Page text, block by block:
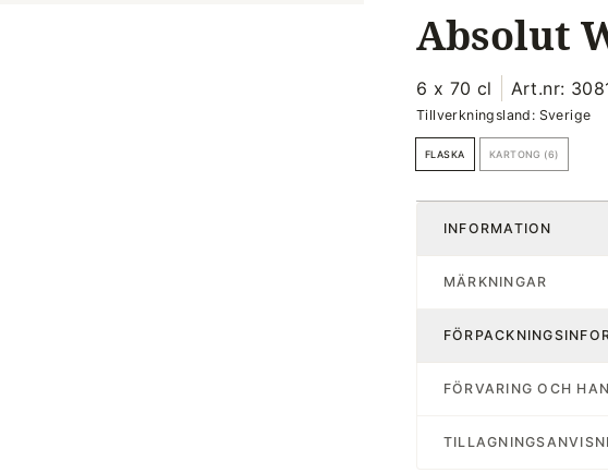
Absolut
6 x 70 cl Art.nr:
Tillverkningsland: Sverige
FLASKA KARTONG (6)
INFORMATION
MÄRKNINGAR
FÖRVARING OCH